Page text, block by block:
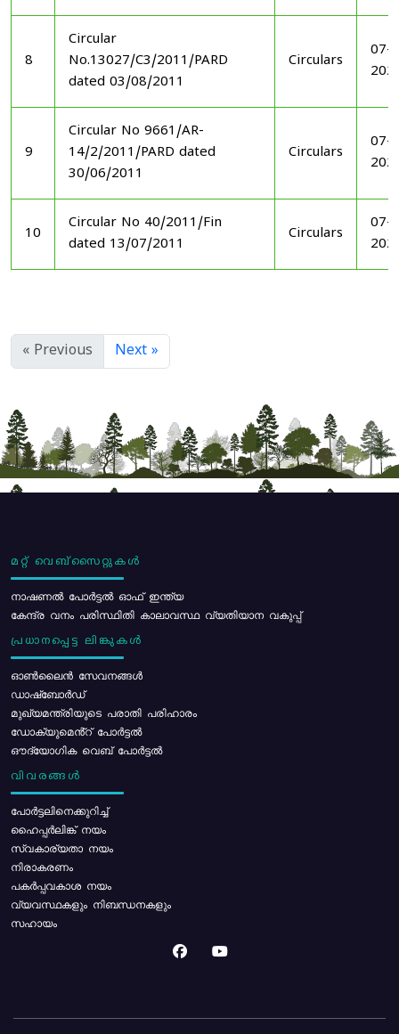
8
Circular
No.13027/C3/2011/PARD
dated 03/08/2011
Circulars
07-
9
Circular No 9661/AR-
14/2/2011/PARD dated
30/06/2011
Circulars
07-
10
Circular No 40/2011/Fin
dated 13/07/2011
Circulars
07-
« Previous Next »
മറ്റ് വെബ്സൈറ്റുകൾ
നാഷണൽ പോർട്ടൽ ഓഫ് ഇന്ത്യ
കേന്ദ്ര വനം പരിസ്ഥിതി കാലാവസ്ഥ വ്യതിയാന വകുപ്പ്
പ്രധാനപ്പെട്ട ലിങ്കുകൾ
ഓൺലൈൻ സേവനങ്ങൾ
ഡാഷ്ബോർഡ്
മുഖ്യമന്ത്രിയുടെ പരാതി പരിഹാരം
ഡോക്യുമെൻ്റ് പോർട്ടൽ
ഔദ്യോഗിക വെബ് പോർട്ടൽ
വിവരങ്ങൾ
പോര്‍ട്ടലിനെക്കുറിച്ച്
ഹൈപ്പർലിങ്ക് നയം
സ്വകാര്യതാ നയം
നിരാകരണം
പകർപ്പവകാശ നയം
വ്യവസ്ഥകളും നിബന്ധനകളും
സഹായം